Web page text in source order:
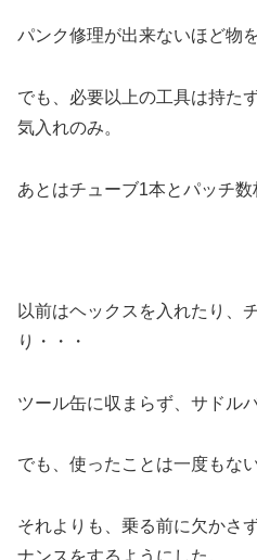
パンク修理が出来ないほど物
でも、必要以上の工具は持た
気入れのみ。
あとはチューブ1本とパッチ数
以前はヘックスを入れたり、
り・・・
ツール缶に収まらず、サドル
でも、使ったことは一度もない
それよりも、乗る前に欠かさ